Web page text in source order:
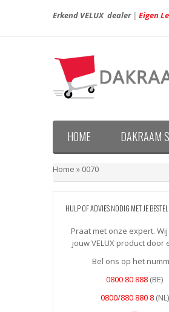
Erkend VELUX dealer| Eigen
HOME DAKRAAM
Home » 0070
HULP OF ADVIES NODIG MET JE
Praat met onze expert.
jouw VELUX product door
Bel ons op het
0800 80 888 (BE)
0800/880 880 8(NL)